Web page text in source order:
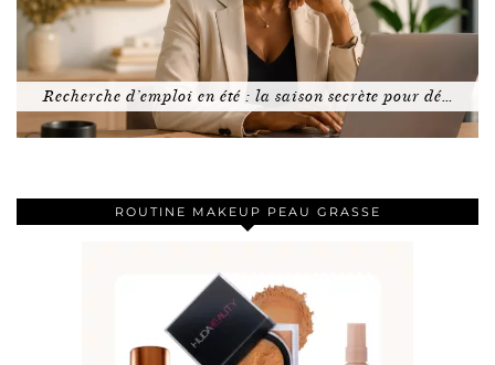
Recherche d’emploi en été : la saison secrète pour dé…
ROUTINE MAKEUP PEAU GRASSE